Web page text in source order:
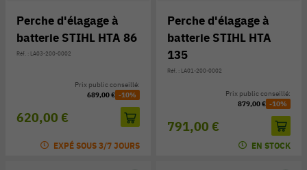
Perche d'élagage à
batterie STIHL HTA 86
Réf. : LA03-200-0002
620,00 €
Prix public conseillé:
689,00 € -10%
EXPÉ SOUS 3/7 JOURS
Perche d'élagage à
batterie STIHL HTA
135
Réf. : LA01-200-0002
791,00 €
Prix public conseillé:
879,00 € -10%
EN STOCK